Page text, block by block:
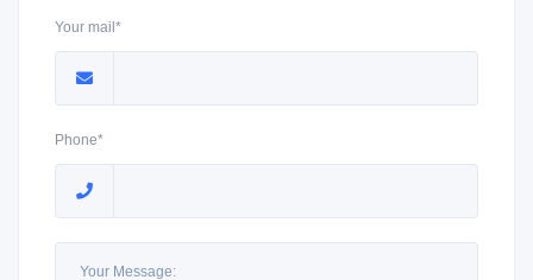
Your mail*
Phone*